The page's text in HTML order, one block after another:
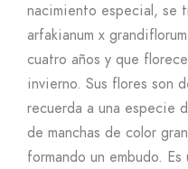
nacimiento especial, se
arfakianum x
cuatro años y que
invierno. Sus flores son
recuerda a una especie
de manchas de color
formando un embudo.